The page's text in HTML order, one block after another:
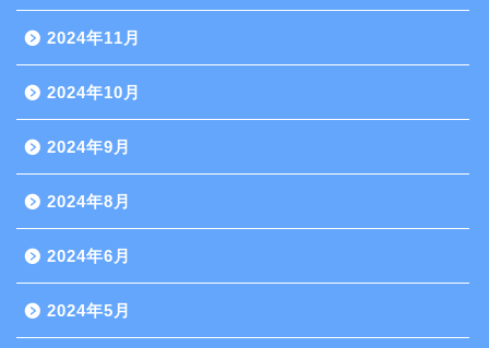
2024年11月
2024年10月
2024年9月
2024年8月
2024年6月
2024年5月